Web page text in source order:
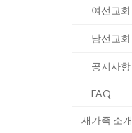
여선교회
남선교회
공지사항
FAQ
새가족 소개